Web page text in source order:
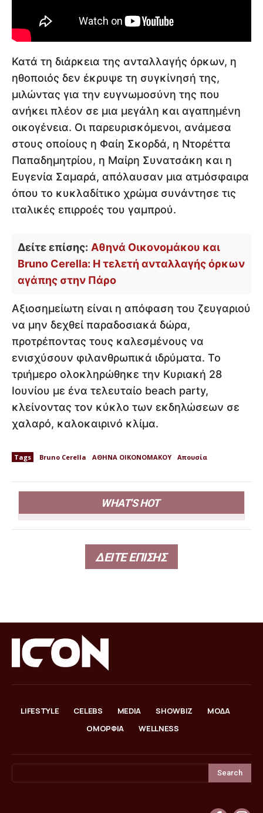
Κατά τη διάρκεια της ανταλλαγής όρκων, η
ηθοποιός δεν έκρυψε τη συγκίνησή της,
μιλώντας για την ευγνωμοσύνη της που
ανήκει πλέον σε μια μεγάλη και αγαπημένη
οικογένεια. Οι παρευρισκόμενοι, ανάμεσα
στους οποίους η Φαίη Σκορδά, η Ντορέττα
Παπαδημητρίου, η Μαίρη Συνατσάκη και η
Ευγενία Σαμαρά, απόλαυσαν μια ατμόσφαιρα
όπου το κυκλαδίτικο χρώμα συνάντησε τις
ιταλικές επιρροές του γαμπρού.
Δείτε επίσης: Αθηνά Οικονομάκου και
Bruno Cerella: Η τελετή ανταλλαγής όρκων
αγάπης στην Πάρο
Αξιοσημείωτη είναι η απόφαση του ζευγαριού
να μην δεχθεί παραδοσιακά δώρα,
προτρέποντας τους καλεσμένους να
ενισχύσουν φιλανθρωπικά ιδρύματα. Το
τριήμερο ολοκληρώθηκε την Κυριακή 28
Ιουνίου με ένα τελευταίο beach party,
κλείνοντας τον κύκλο των εκδηλώσεων σε
χαλαρό, καλοκαιρινό κλίμα.
Tags Bruno Cerella ΑΘΗΝΑ ΟΙΚΟΝΟΜΑΚΟΥ Απουσία
WHAT'S HOT
ΔΕΙΤΕ ΕΠΙΣΗΣ
LIFESTYLE CELEBS MEDIA SHOWBIZ
ΜΟΔΑ
ΟΜΟΡΦΙΑ
WELLNESS
Search